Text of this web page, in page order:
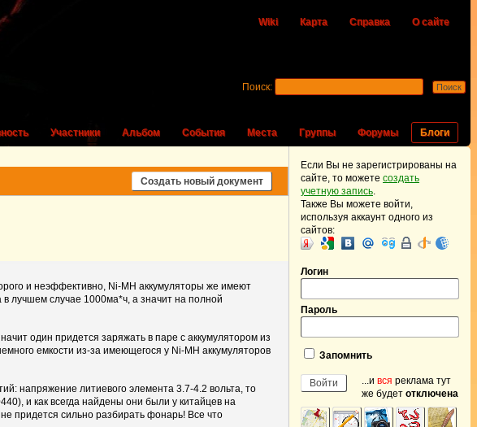
Wiki Карта Справка О сайте
Участники Альбом События Места Группы Форумы Блоги
Поиск:
Создать новый документ
и неэффективно, Ni-MH аккумуляторы же имеют
лучшем случае 1000ма*ч, а значит на полной
один придется заряжать в паре с аккумулятором из
емкости из-за имеющегося у Ni-MH аккумуляторов
напряжение литиевого элемента 3.7-4.2 вольта, то
и как всегда найдены они были у китайцев на
придется сильно разбирать фонарь! Все что
Если Вы не зарегистрированы на
сайте, то можете создать
учетную запись.
Также Вы можете войти,
используя аккаунт одного из
сайтов:
Логин
Пароль
Запомнить
...и вся реклама тут
же будет отключена